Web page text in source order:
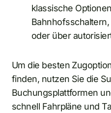
klassische
oder über
Um die besten
finden, nutzen Sie die
Buchungsplattformen
schnell Fahrpläne und